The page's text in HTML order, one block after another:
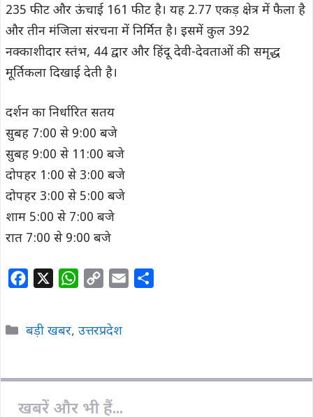
235 फीट और ऊंचाई 161 फीट है। यह 2.77 एकड़ क्षेत्र में फैला है
और तीन मंजिला संरचना में निर्मित है। इसमें कुल 392
नक्काशीदार स्तंभ, 44 द्वार और हिंदू देवी-देवताओं की समृद्ध
मूर्तिकला दिखाई देती है।
दर्शन का निर्धारित सतय
सुबह 7:00 से 9:00 बजे
सुबह 9:00 से 11:00 बजे
दोपहर 1:00 से 3:00 बजे
दोपहर 3:00 से 5:00 बजे
शाम 5:00 से 7:00 बजे
रात 7:00 से 9:00 बजे
e
o
W
t
A
y
i
Categories
बड़ी खबर, उत्तरप्रदेश
खबरें और भी हैं...